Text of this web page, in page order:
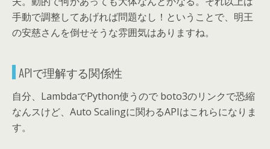
手動で調整してあげれば問題なし！ということで、明王
の安慈さんを倒せそうな雰囲気はありますね。
APIで理解する関係性
自分、LambdaでPython使うので boto3のリンクで恐縮
なんスけど、Auto Scalingに関わるAPIはこれらになりま
す。